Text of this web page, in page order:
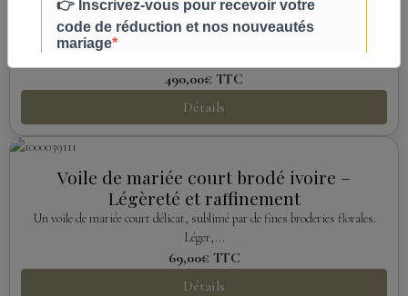
Élégante et intemporelle, cette robe de mariée en satin ivoire séduit par son
décolleté épaules dénudées...
490,00€ TTC
Détails
Voile de mariée court brodé ivoire –
Légèreté et raffinement
Un voile de mariée court délicat, sublimé par de fines broderies florales.
Léger,...
69,00€ TTC
Détails